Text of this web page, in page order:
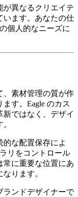
が異なるクリエイテ
います。あなたの仕
個人的なニーズに
、素材管理の質が作
す。Eagle のカス
ではなく、デザイ
な配置保存によ
リをコントロール
常に重要な位置にあ
ります。
ランドデザイナーで